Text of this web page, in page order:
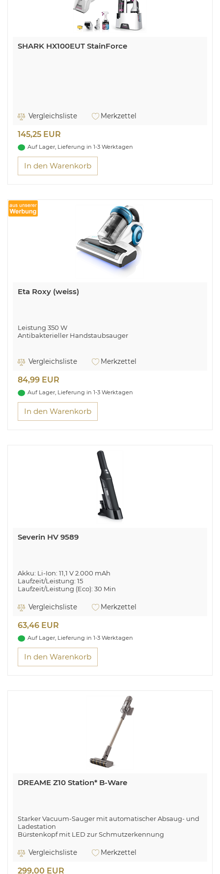
SHARK HX100EUT StainForce
Vergleichsliste Merkzettel
145,25 EUR
Auf Lager, Lieferung in 1-3 Werktagen
In den Warenkorb
Eta Roxy (weiss)
Leistung 350 W
Antibakterieller Handstaubsauger
Vergleichsliste Merkzettel
84,99 EUR
Auf Lager, Lieferung in 1-3 Werktagen
In den Warenkorb
Severin HV 9589
Akku: Li-Ion: 11,1 V 2.000 mAh
Laufzeit/Leistung: 15
Laufzeit/Leistung (Eco): 30 Min
Spannung: 10,8 Volt
Vergleichsliste Merkzettel
63,46 EUR
Auf Lager, Lieferung in 1-3 Werktagen
In den Warenkorb
DREAME Z10 Station* B-Ware
Starker Vacuum-Sauger mit automatischer Absaug- und
Ladestation
Bürstenkopf mit LED zur Schmutzerkennung
Zyklon Abscheidetechnick
20000 Pa Saugleistung
Vergleichsliste Merkzettel
299,00 EUR